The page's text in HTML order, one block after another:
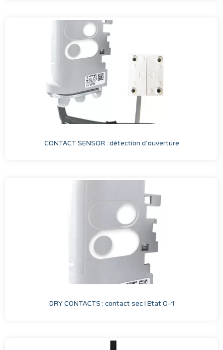
CONTACT SENSOR : détection d’ouverture
DRY CONTACTS : contact sec | Etat 0-1